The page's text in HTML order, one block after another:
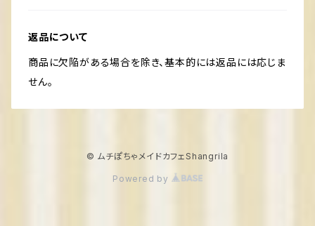
返品について
商品に欠陥がある場合を除き、基本的には返品には応じま
せん。
© ムチぽちゃメイドカフェShangrila
Powered by